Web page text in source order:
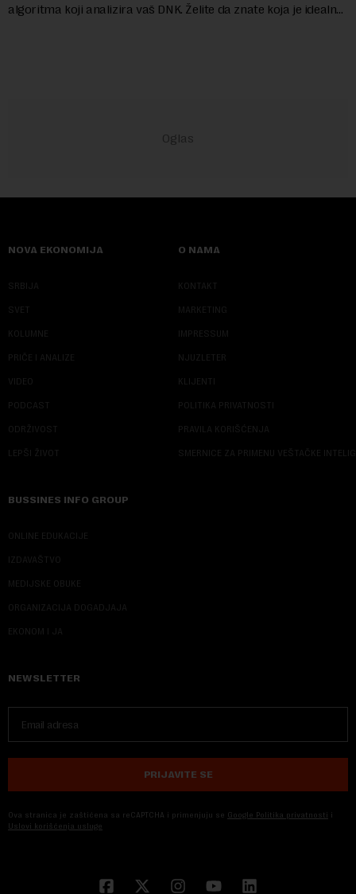
algoritma koji analizira vaš DNK. Želite da znate koja je idealna
NOVA EKONOMIJA
SRBIJA
SVET
KOLUMNE
PRIČE I ANALIZE
VIDEO
PODCAST
ODRŽIVOST
LEPŠI ŽIVOT
O NAMA
KONTAKT
MARKETING
IMPRESSUM
NJUZLETER
KLIJENTI
POLITIKA PRIVATNOSTI
PRAVILA KORIŠĆENJA
SMERNICE ZA PRIMENU VEŠTAČKE
BUSSINES INFO GROUP
ONLINE EDUKACIJE
IZDAVAŠTVO
MEDIJSKE OBUKE
ORGANIZACIJA DOGADJAJA
EKONOM I JA
NEWSLETTER
PRIJAVITE SE
Ova stranica je zaštićena sa reCAPTCHA i primenjuju se Google Politika privatnosti i
Uslovi korišćenja usluge